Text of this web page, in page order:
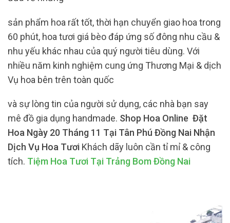
sản phẩm hoa rất tốt, thời hạn chuyển giao hoa trong
60 phút, hoa tươi giá bèo đáp ứng số đông nhu cầu &
nhu yếu khác nhau của quý người tiêu dùng. Với
nhiều năm kinh nghiệm cung ứng Thương Mại & dịch
Vụ hoa bên trên toàn quốc
và sự lòng tin của người sử dụng, các nhà bạn say
mê đồ gia dụng handmade. Shop Hoa Online Đặt
Hoa Ngày 20 Tháng 11 Tại Tân Phú Đồng Nai Nhận
Dịch Vụ Hoa Tươi Khách dãy luôn cần tỉ mỉ & công
tích. Tiệm Hoa Tươi Tại Trảng Bom Đồng Nai